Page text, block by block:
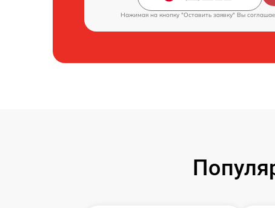
Нажимая на кнопку "Оставить заявку" Вы